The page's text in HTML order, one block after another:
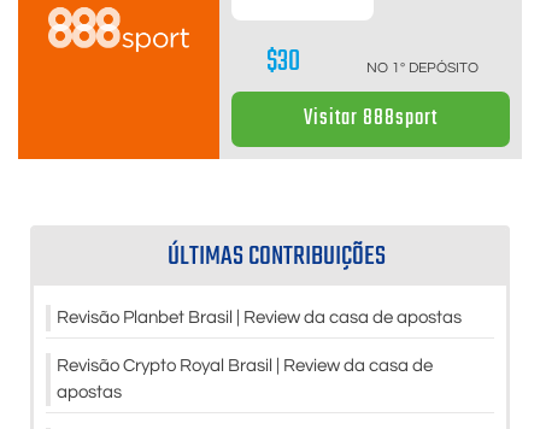
$30 NO 1º DEPÓSITO
Visitar 888sport
ÚLTIMAS CONTRIBUIÇÕES
Revisão Planbet Brasil | Review da casa de apostas
Revisão Crypto Royal Brasil | Review da casa de
apostas